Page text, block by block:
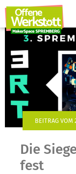
BEITRAG VOM
Die
fest